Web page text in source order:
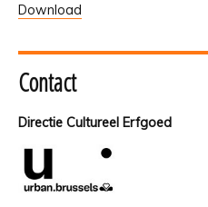
Download
Contact
Directie Cultureel Erfgoed